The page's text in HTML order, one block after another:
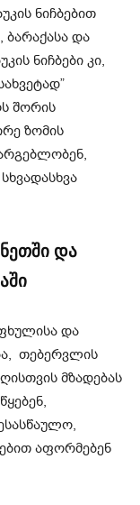
ნიჩბებით
და
ნიჩბები კი,
შორის
ზომის
და
და
თებერვლის
მზადებას
აფორმებენ